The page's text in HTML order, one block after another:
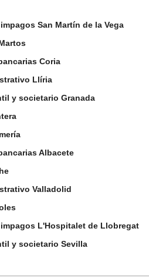
San Martín de la Vega
Coria
Llíria
y societario Granada
Albacete
Valladolid
L'Hospitalet de Llobregat
y societario Sevilla